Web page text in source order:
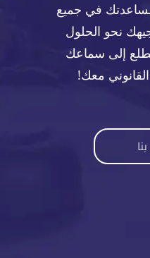
مساعدتك في جميع
نحو الحلول
إلى سماعك
معك!